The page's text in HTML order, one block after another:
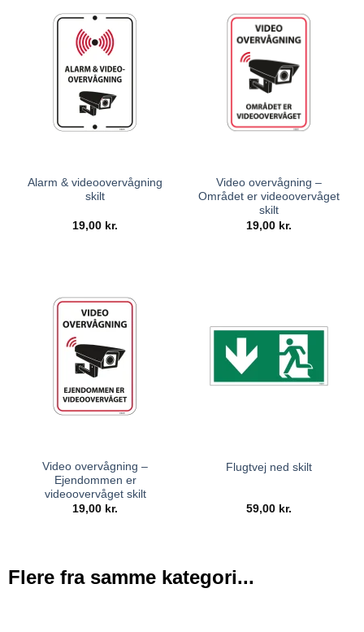
Alarm & videoovervågning
skilt
19,00 kr.
Video overvågning –
Området er videoovervåget
skilt
19,00 kr.
Video overvågning –
Ejendommen er
videoovervåget skilt
19,00 kr.
Flugtvej ned skilt
59,00 kr.
Flere fra samme kategori...